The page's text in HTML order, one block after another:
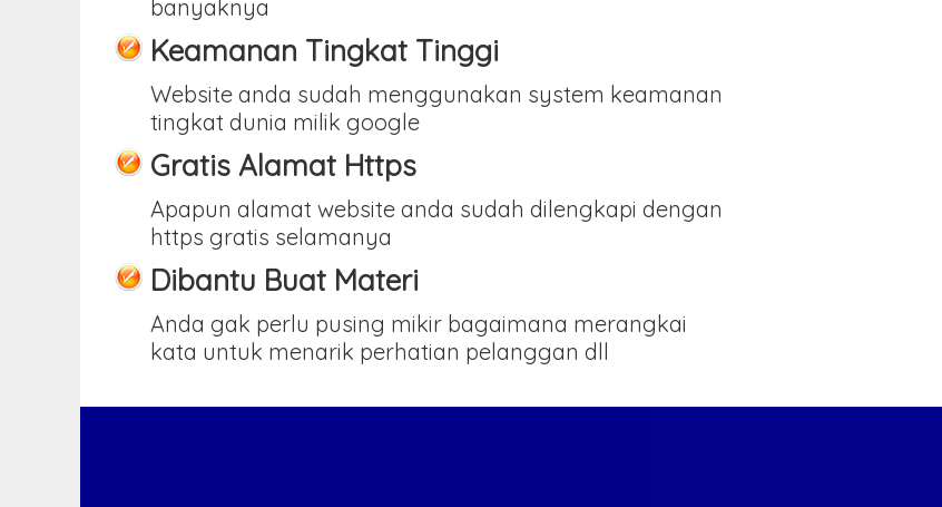
banyaknya
Keamanan Tingkat Tinggi
Website anda sudah menggunakan system keamanan
tingkat dunia milik google
Gratis Alamat Https
Apapun alamat website anda sudah dilengkapi dengan
https gratis selamanya
Dibantu Buat Materi
Anda gak perlu pusing mikir bagaimana merangkai
kata untuk menarik perhatian pelanggan dll